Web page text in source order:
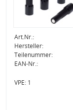
Art.Nr.:
Hersteller:
Teilenummer:
EAN-Nr.:
VPE: 1